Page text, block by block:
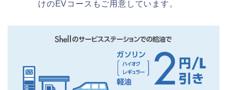
けのEVコースもご用意しています。